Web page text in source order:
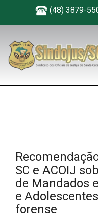
(48) 3879-
SC e ACOIJ
de Mandados
e
forense